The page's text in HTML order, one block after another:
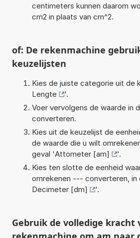
centimeters kunnen daarom
cm2 in plaats van cm^2.
of: De rekenmachine
keuzelijsten
Kies de juiste categorie uit de
Lengte
'.
Voer vervolgens de waarde in
converteren.
Kies uit de keuzelijst de
de waarde die u wilt
geval 'Attometer [am]
'.
Kies ten slotte de eenheid
omrekenen --- converteren, in
Decimeter [dm]
'.
Gebruik de volledige kracht